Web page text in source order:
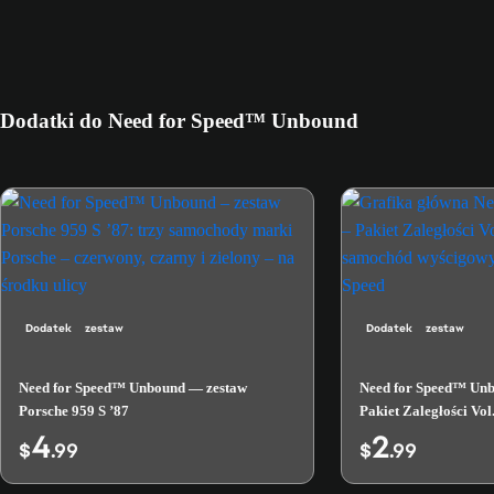
Dodatki do Need for Speed™ Unbound
Dodatek zestaw
Need for Speed™ Unbound — zestaw
Porsche 959 S ’87
$4.99
Dodatek zestaw
Need for Speed™
Pakiet Zaległości
$2.99